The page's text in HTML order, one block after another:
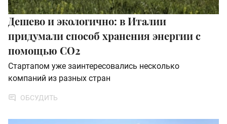
Дешево и экологично: в Италии
придумали способ хранения энергии с
помощью CO2
Стартапом уже заинтересовались несколько
компаний из разных стран
ОБСУДИТЬ